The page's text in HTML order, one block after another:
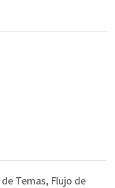
Temas, Flujo de